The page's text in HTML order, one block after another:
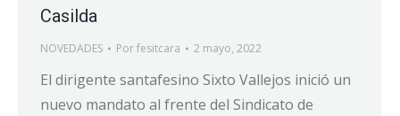
Casilda
NOVEDADES Porfesitcara 2 mayo, 2022
El dirigente santafesino Sixto Vallejos inició un
nuevo mandato al frente del Sindicato de